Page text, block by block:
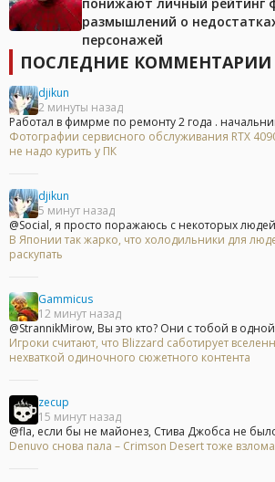
понижают личный рейтинг
размышлений о
персонажей
ПОСЛЕДНИЕ КОММЕНТАРИИ
djikun
2 минуты назад
Работал в фимрме по ремонту 2 года .
Фотографии сервисного обслуживания RTX
не надо курить у ПК
djikun
5 минут назад
@Social, я просто поражаюсь с некоторых
В Японии так жарко, что холодильники для
раскупать
Gammicus
12 минут назад
@StrannikMirow, Вы это кто? Они с тобой в
Игроки считают, что Blizzard саботирует
нехваткой одиночного сюжетного контента
zecup
15 минут назад
@fla, если бы не майонез, Стива Джобса не
Denuvo снова пала – Crimson Desert тоже